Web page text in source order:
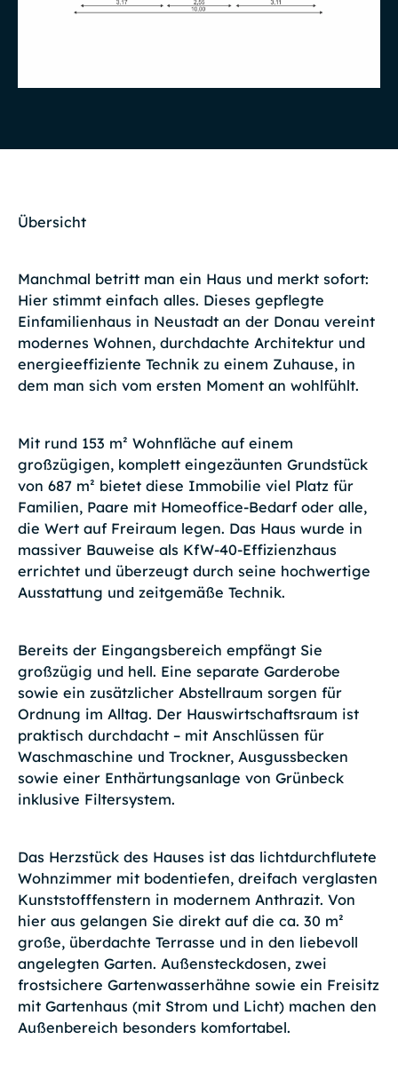
Übersicht
Manchmal betritt man ein Haus und merkt sofort:
Hier stimmt einfach alles. Dieses gepflegte
Einfamilienhaus in Neustadt an der Donau vereint
modernes Wohnen, durchdachte Architektur und
energieeffiziente Technik zu einem Zuhause, in
dem man sich vom ersten Moment an wohlfühlt.
Mit rund 153 m² Wohnfläche auf einem
großzügigen, komplett eingezäunten Grundstück
von 687 m² bietet diese Immobilie viel Platz für
Familien, Paare mit Homeoffice-Bedarf oder alle,
die Wert auf Freiraum legen. Das Haus wurde in
massiver Bauweise als KfW-40-Effizienzhaus
errichtet und überzeugt durch seine hochwertige
Ausstattung und zeitgemäße Technik.
Bereits der Eingangsbereich empfängt Sie
großzügig und hell. Eine separate Garderobe
sowie ein zusätzlicher Abstellraum sorgen für
Ordnung im Alltag. Der Hauswirtschaftsraum ist
praktisch durchdacht – mit Anschlüssen für
Waschmaschine und Trockner, Ausgussbecken
sowie einer Enthärtungsanlage von Grünbeck
inklusive Filtersystem.
Das Herzstück des Hauses ist das lichtdurchflutete
Wohnzimmer mit bodentiefen, dreifach verglasten
Kunststofffenstern in modernem Anthrazit. Von
hier aus gelangen Sie direkt auf die ca. 30 m²
große, überdachte Terrasse und in den liebevoll
angelegten Garten. Außensteckdosen, zwei
frostsichere Gartenwasserhähne sowie ein Freisitz
mit Gartenhaus (mit Strom und Licht) machen den
Außenbereich besonders komfortabel.